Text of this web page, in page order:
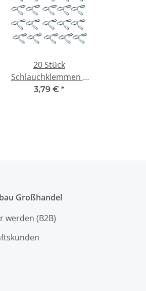
20 Stück
Schlauchklemmen 7
mm für
3,79 € *
Großhandel
werden (B2B)